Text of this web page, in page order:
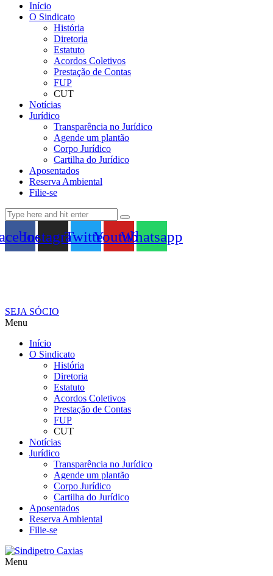
Início
O Sindicato
História
Diretoria
Estatuto
Acordos Coletivos
Prestação de Contas
FUP
CUT
Notícias
Jurídico
Transparência no Jurídico
Agende um plantão
Corpo Jurídico
Cartilha do Jurídico
Aposentados
Reserva Ambiental
Filie-se
InstagramTwitterYoutubeWhatsapp
SEJA SÓCIO
Menu
Início
O Sindicato
História
Diretoria
Estatuto
Acordos Coletivos
Prestação de Contas
FUP
CUT
Notícias
Jurídico
Transparência no Jurídico
Agende um plantão
Corpo Jurídico
Cartilha do Jurídico
Aposentados
Reserva Ambiental
Filie-se
Menu